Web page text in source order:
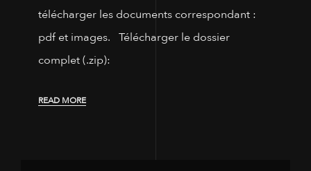
télécharger les documents correspondant :
pdf et images. Télécharger le dossier
complet (.zip):
READ MORE